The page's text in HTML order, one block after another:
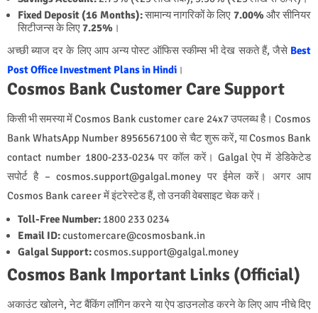
Fixed Deposit (16 Months):सामान्य नागरिकों के लिए 7.00%और सीनियर
सिटीजन्स के लिए7.25% ।
अच्छी ब्याज दर के लिए आप अन्य पोस्ट ऑफिस स्कीम्स भी देख सकते हैं, जैसे Best
Post Office Investment Plans in Hindi ।
Cosmos Bank Customer Care Support
किसी भी समस्या में Cosmos Bank customer care 24x7 उपलब्ध है। Cosmos
Bank WhatsApp Number 8956567100 से चैट शुरू करें, या Cosmos Bank
contact number 1800-233-0234 पर कॉल करें। Galgal ऐप में डेडिकेटेड
सपोर्ट है – cosmos.support@galgal.money पर ईमेल करें। अगर आप
Cosmos Bank career में इंटरेस्टेड हैं, तो उनकी वेबसाइट चेक करें।
Toll-Free Number: 1800 233 0234
Email ID:customercare@cosmosbank.in
Galgal Support:cosmos.support@galgal.money
Cosmos Bank Important Links (Official)
अकाउंट खोलने, नेट बैंकिंग लॉगिन करने या ऐप डाउनलोड करने के लिए आप नीचे दिए